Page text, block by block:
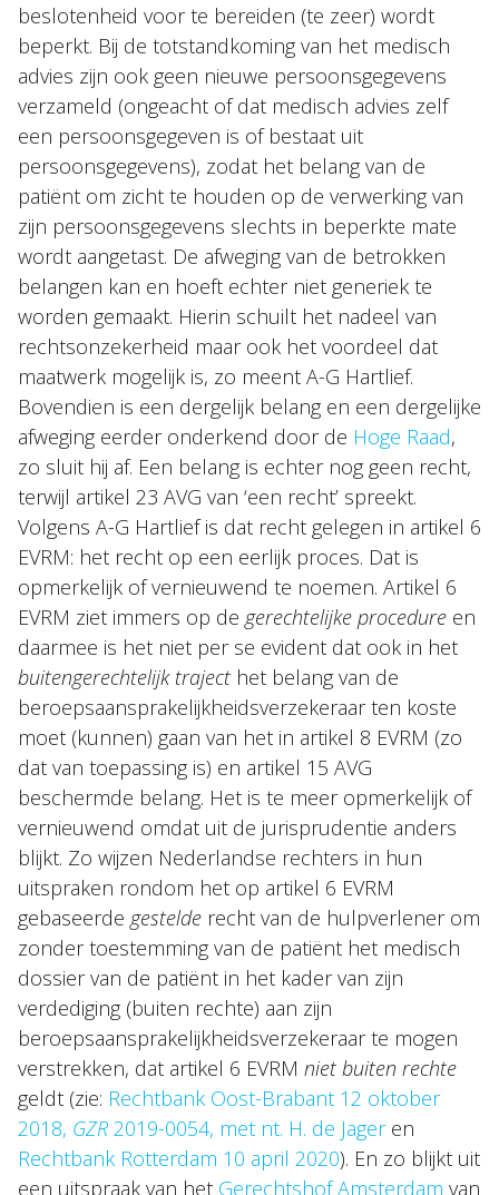
beslotenheid voor te bereiden (te zeer) wordt
beperkt. Bij de totstandkoming van het medisch
advies zijn ook geen nieuwe persoonsgegevens
verzameld (ongeacht of dat medisch advies zelf
een persoonsgegeven is of bestaat uit
persoonsgegevens), zodat het belang van de
patiënt om zicht te houden op de verwerking van
zijn persoonsgegevens slechts in beperkte mate
wordt aangetast. De afweging van de betrokken
belangen kan en hoeft echter niet generiek te
worden gemaakt. Hierin schuilt het nadeel van
rechtsonzekerheid maar ook het voordeel dat
maatwerk mogelijk is, zo meent A-G Hartlief.
Bovendien is een dergelijk belang en een dergelijke
afweging eerder onderkend door de Hoge Raad,
zo sluit hij af. Een belang is echter nog geen recht,
terwijl artikel 23 AVG van ‘een recht’ spreekt.
Volgens A-G Hartlief is dat recht gelegen in artikel 6
EVRM: het recht op een eerlijk proces. Dat is
opmerkelijk of vernieuwend te noemen. Artikel 6
EVRM ziet immers op de gerechtelijke procedure en
daarmee is het niet per se evident dat ook in het
buitengerechtelijk traject het belang van de
beroepsaansprakelijkheidsverzekeraar ten koste
moet (kunnen) gaan van het in artikel 8 EVRM (zo
dat van toepassing is) en artikel 15 AVG
beschermde belang. Het is te meer opmerkelijk of
vernieuwend omdat uit de jurisprudentie anders
blijkt. Zo wijzen Nederlandse rechters in hun
uitspraken rondom het op artikel 6 EVRM
gebaseerde gestelde recht van de hulpverlener om
zonder toestemming van de patiënt het medisch
dossier van de patiënt in het kader van zijn
verdediging (buiten rechte) aan zijn
beroepsaansprakelijkheidsverzekeraar te mogen
verstrekken, dat artikel 6 EVRM niet buiten rechte
geldt (zie: Rechtbank Oost-Brabant 12 oktober
2018, GZR 2019-0054, met nt. H. de Jageren
Rechtbank Rotterdam 10 april 2020). En zo blijkt uit
een uitspraak van het Gerechtshof Amsterdam van